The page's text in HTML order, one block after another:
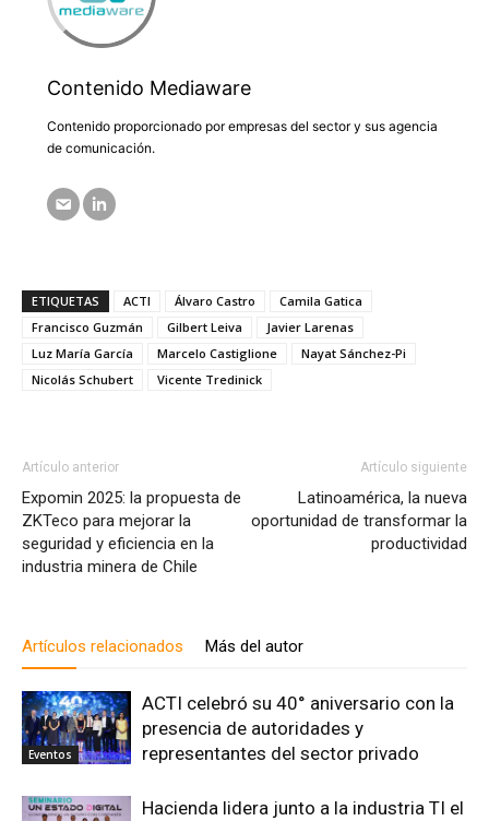
Contenido Mediaware
Contenido proporcionado por empresas del sector y sus agencia
de comunicación.
ETIQUETAS ACTI Álvaro Castro
Camila Gatica
Francisco Guzmán
Gilbert Leiva
Javier Larenas
Luz María García
Marcelo Castiglione
Nayat Sánchez-Pi
Nicolás Schubert
Vicente Tredinick
Artículo anterior
Expomin 2025: la propuesta de
ZKTeco para mejorar la
seguridad y eficiencia en la
industria minera de Chile
Artículo siguiente
Latinoamérica, la nueva
oportunidad de transformar la
productividad
Artículos relacionados Más del autor
Eventos
ACTI celebró su 40° aniversario con la
presencia de autoridades y
representantes del sector privado
Hacienda lidera junto a la industria TI el